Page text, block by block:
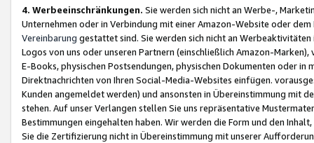
4. Werbeeinschränkungen. Sie werden sich nicht an Werbe-,
Unternehmen oder in Verbindung mit einer Amazon-Website oder
Vereinbarung gestattet sind. Sie werden sich nicht an
Logos von uns oder unseren Partnern (einschließlich Amazon-
E-Books, physischen Postsendungen, physischen Dokumenten oder in
Direktnachrichten von Ihren Social-Media-Websites einfügen.
Kunden angemeldet werden) und ansonsten in Übereinstimmung mit
stehen. Auf unser Verlangen stellen Sie uns repräsentative
Bestimmungen eingehalten haben. Wir werden die Form und den
Sie die Zertifizierung nicht in Übereinstimmung mit unserer